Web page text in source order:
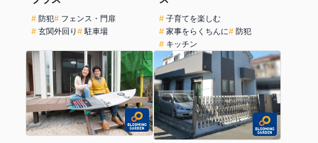
防犯
フェンス・門扉
玄関外回り
駐車場
子育てを楽しむ
家事をらくちんに
防犯
キッチン